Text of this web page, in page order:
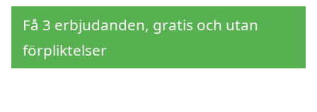
Få 3 erbjudanden, gratis och utan
förpliktelser